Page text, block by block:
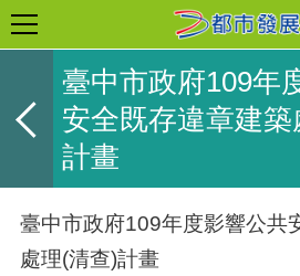
臺中市政府109年
安全既存違章建
計畫
臺中市政府109年度影響公共
處理(清查)計畫